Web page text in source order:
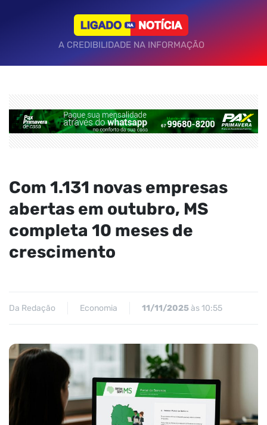
A CREDIBILIDADE NA INFORMAÇÃO
Com 1.131 novas empresas
abertas em outubro, MS
completa 10 meses de
crescimento
Da Redação Economia 11/11/2025às 10:55